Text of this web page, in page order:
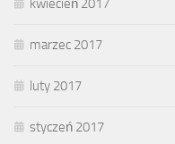
kwiecień 2017
marzec 2017
luty 2017
styczeń 2017